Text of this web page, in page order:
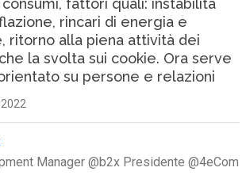
fattori quali: instabilità
rincari di energia e
ritorno alla piena attività dei
la svolta sui cookie. Ora serve
su persone e relazioni
Manager @b2x Presidente @4eCom